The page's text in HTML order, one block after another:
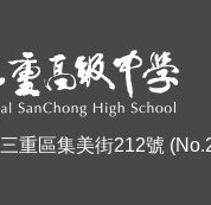
重區集美街212號